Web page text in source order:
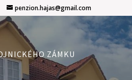
penzion.hajas@gmail.com
ZÁMKU